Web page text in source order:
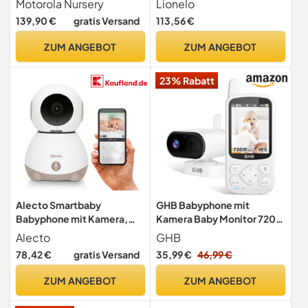
Gegensprechfunktion
Motorola Nursery
139,90 € gratis Versand
ZUM ANGEBOT
Kommunikation,
Reichweite von 300 Meter,
Nachtmodus, VOX-
Melodien, Innenbereich
Lionelo
113,56 €
ZUM ANGEBOT
Alecto Smartbaby
Babyphone mit Kamera,
App und WLAN - HD 1080p -
Zwei-Wege-Audio
Babyfon mit App - Baby
Kamera -
Alecto
78,42 € gratis Versand
ZUM ANGEBOT
23% Rabatt
GHB Babyphone mit
Kamera Baby Monitor 720P
HD
GHB
35,99 € 46,99 €
ZUM ANGEBOT